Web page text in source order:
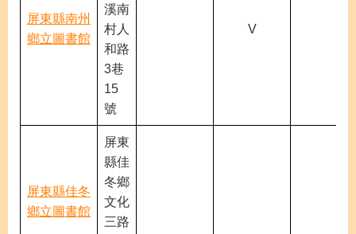
屏東縣南州
鄉立圖書館
溪南
村人
和路
3巷
15
號
V
屏東縣佳冬
鄉立圖書館
屏東
縣佳
冬鄉
文化
三路